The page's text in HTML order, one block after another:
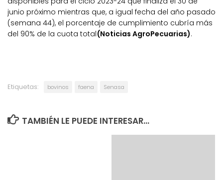
junio próximo mientras que, a igual fecha del año pasado
(semana 44), el porcentaje de cumplimiento cubría más
del 90% de la cuota total(Noticias AgroPecuarias).
Etiquetas: bovinos faena Senasa
TAMBIÉN LE PUEDE INTERESAR...